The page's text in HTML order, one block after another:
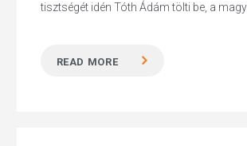
tisztségét idén Tóth Ádám tölti be, a
READ MORE